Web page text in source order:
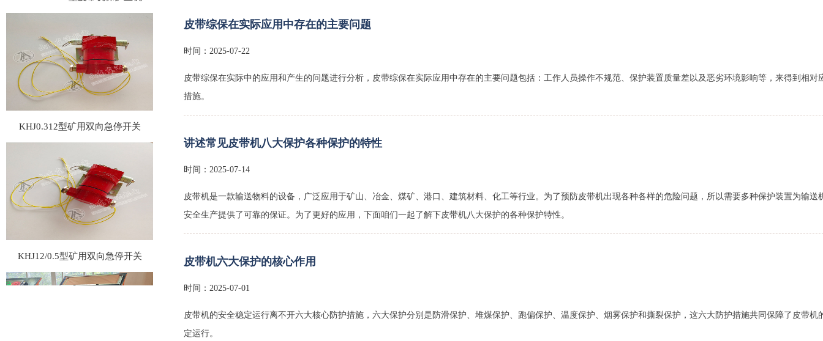
KHJ0.312型矿用双向急停开关
KHJ12/0.5型矿用双向急停开关
皮带综保在实际应用中存在的主要问题
时间：2025-07-22
皮带综保在实际中的应用和产生的问题进行分析，皮带综保在实际应用中存在的主要问题包括：‌工作人员操作不规范、保护装置质量差以及恶劣环境影响等，来得到相对
措施。
讲述常见皮带机八大保护各种保护的特性
时间：2025-07-14
皮带机是一款输送物料的设备，广泛应用于矿山、冶金、煤矿、港口、建筑材料、化工等行业。为了预防皮带机出现各种各样的危险问题，所以需要多种保护装置为输送
安全生产提供了可靠的保证。为了更好的应用，下面咱们一起了解下皮带机八大保护的各种保护特性。
皮带机六大保护的核心作用
时间：2025-07-01
皮带机的安全稳定运行离不开六大核心防护措施，六大保护分别是‌防滑保护、堆煤保护、跑偏保护、温度保护、烟雾保护和撕裂保护，这六大防护措施共同保障了皮带机
定运行。